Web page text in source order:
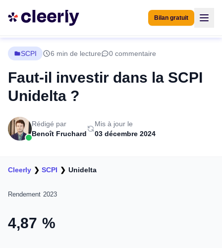
Bilan gratuit
SCPI 6 min de lecture 0 commentaire
Faut-il investir dans la SCPI
Unidelta ?
Rédigé par
Benoît Fruchard
Mis à jour le
03 décembre 2024
Cleerly ❯SCPI ❯ Unidelta
Rendement 2023
4,87 %